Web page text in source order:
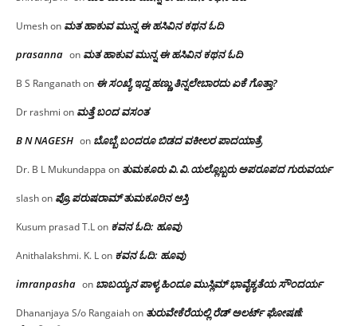
Umeshon ಮತ ಹಾಕುವ ಮುನ್ನ ಈ ಹಸಿವಿನ ಕಥನ ಓದಿ
prasanna on ಮತ ಹಾಕುವ ಮುನ್ನ ಈ ಹಸಿವಿನ ಕಥನ ಓದಿ
B S Ranganathon ಈ ಸಂಖ್ಯೆ ಇದ್ದ ಹಣ್ಣು ತಿನ್ನಲೇಬಾರದು ಏಕೆ ಗೊತ್ತಾ?
Dr rashmi on ಮತ್ತೆ ಬಂದ ವಸಂತ
B N NAGESH on ಬೊಬ್ಬೆ ಬಂದರೂ ಬಿಡದ ವಕೀಲರ ಪಾದಯಾತ್ರೆ
Dr. B L Mukundappa on ತುಮಕೂರು‌ ವಿ.ವಿ.ಯಲ್ಲೊಬ್ಬರು ಅಪರೂಪದ ಗುರುವರ್ಯ
slashon ಪ್ರೊ.ಪರುಷರಾಮ್ ತುಮಕೂರಿನ ಆಸ್ತಿ
Kusum prasad T.Lon ಕವನ ಓದಿ: ಹೂವು
Anithalakshmi. K. Lon ಕವನ ಓದಿ: ಹೂವು
imranpasha on ಬಾಬಯ್ಯನ ಪಾಳ್ಯ ಹಿಂದೂ ಮುಸ್ಲಿಮ್ ಭಾವೈಕ್ಯತೆಯ ಸೌಂದರ್ಯ
Dhananjaya S/o Rangaiahon ತುರುವೇಕೆರೆಯಲ್ಲಿ ರೆಡ್ ಅಲರ್ಟ್ ಘೋಷಣೆ: